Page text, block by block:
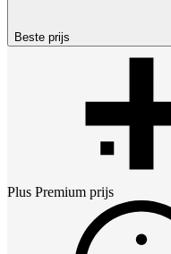
Beste prijs
Plus Premium prijs